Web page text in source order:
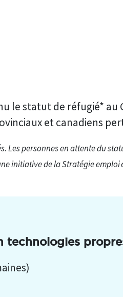
le statut de réfugié* au
et canadiens
Les personnes en attente du
initiative de la Stratégie emploi
technologies